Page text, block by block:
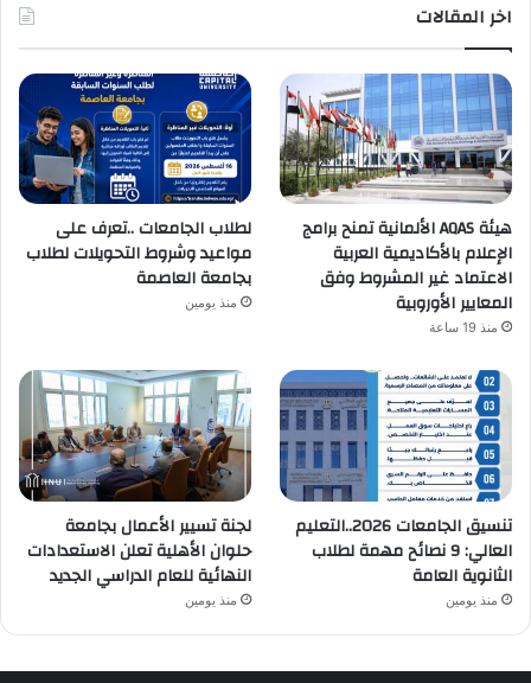
اخر المقالات
هيئة AQAS الألمانية تمنح برامج
الإعلام بالأكاديمية العربية
الاعتماد غير المشروط وفق
المعايير الأوروبية
منذ 19 ساعة
لطلاب الجامعات ..تعرف على
مواعيد وشروط التحويلات لطلاب
بجامعة العاصمة
منذ يومين
تنسيق الجامعات 2026..التعليم
العالي: 9 نصائح مهمة لطلاب
الثانوية العامة
منذ يومين
لجنة تسيير الأعمال بجامعة
حلوان الأهلية تعلن الاستعدادات
النهائية للعام الدراسي الجديد
منذ يومين